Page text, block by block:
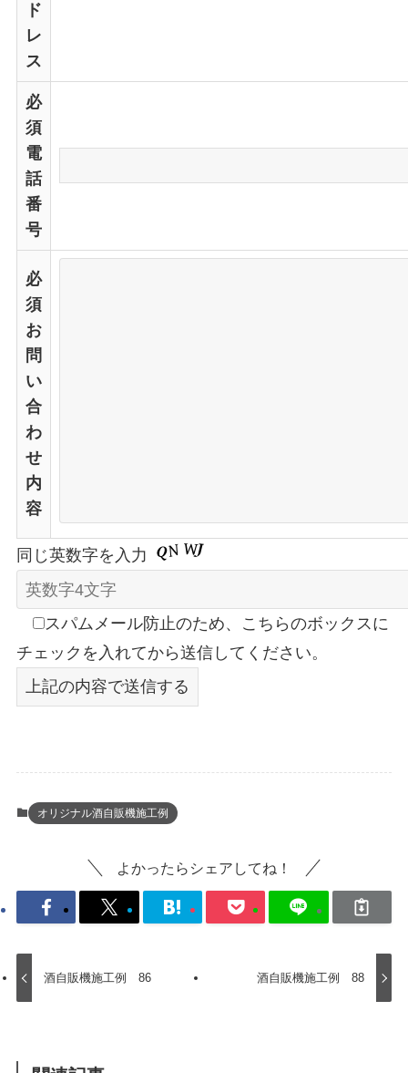
ド
レ
ス
必
須
電
話
番
号
必
須
お
問
い
合
わ
せ
内
容
同じ英数字を入力
スパムメール防止のため、こちらのボックスに
チェックを入れてから送信してください。
オリジナル酒自販機施工例
よかったらシェアしてね！
酒自販機施工例 86 酒自販機施工例 88